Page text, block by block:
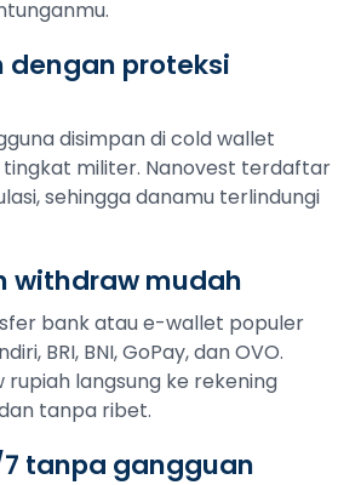
dengan proteksi
disimpan di cold wallet
tingkat militer. Nanovest terdaftar
sehingga danamu terlindungi
withdraw mudah
bank atau e-wallet populer
BRI, BNI, GoPay, dan OVO.
rupiah langsung ke rekening
tanpa ribet.
tanpa gangguan